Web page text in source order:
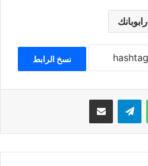
رابوبانك
نسخ الرابط
واتساب تيلقرام مشاركة عبر البريد